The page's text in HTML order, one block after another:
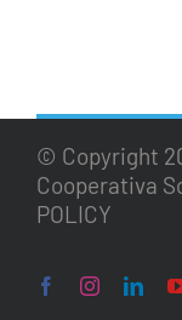
© Copyright
Cooperativa
POLICY